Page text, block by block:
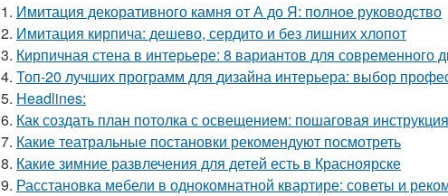
1. Имитация декоративного камня от А до Я: полное руководство
2. Имитация кирпича: дешево, сердито и без лишних хлопот
3. Кирпичная стена в интерьере: 8 вариантов для современного
4. Топ-20 лучших программ для дизайна интерьера: выбор
5. Headlines:
6. Как создать план потолка с освещением: пошаговая инструкция
7. Какие театральные постановки рекомендуют посмотреть
8. Какие зимние развлечения для детей есть в Красноярске
9. Расстановка мебели в однокомнатной квартире: советы и